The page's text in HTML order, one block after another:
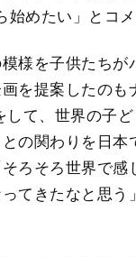
始めたい」とコメ
様を子供たちが
を提案したのも
て、世界の子
の関わりを日本
ろそろ世界で感
てきたなと思う